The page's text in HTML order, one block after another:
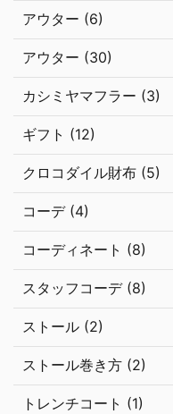
アウター (6)
アウター (30)
カシミヤマフラー (3)
ギフト (12)
クロコダイル財布 (5)
コーデ (4)
コーディネート (8)
スタッフコーデ (8)
ストール (2)
ストール巻き方 (2)
トレンチコート (1)